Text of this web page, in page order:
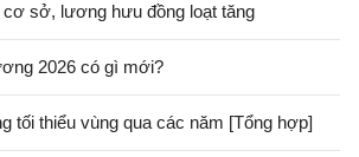
sở, lương hưu đồng loạt tăng
2026 có gì mới?
tối thiểu vùng qua các năm [Tổng hợp]